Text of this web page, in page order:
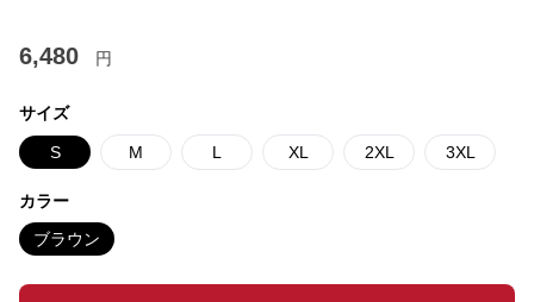
6,480 円
サイズ
S M L XL 2XL 3XL
カラー
ブラウン